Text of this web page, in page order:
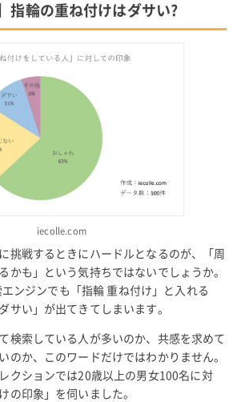
指輪の重ね付けはダサい?
iecolle.com
挑戦するときにハードルとなるのが、「周
かも」という気持ちではないでしょうか。
ンジンでも「指輪 重ね付け」と入れる
サい」が出てきてしまいます。
検索している人が多いのか、共感を求めて
のか、このワードだけではわかりません。
クションでは20歳以上の男女100名に対
の印象」を伺いました。